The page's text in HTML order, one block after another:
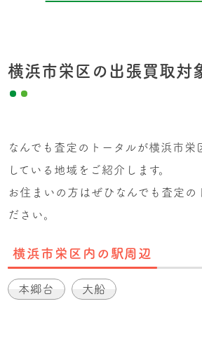
横浜市栄区の出張買取対
なんでも査定のトータルが横浜市栄
している地域をご紹介します。
お住まいの方はぜひなんでも査定の
ださい。
横浜市栄区内の駅周辺
本郷台 大船